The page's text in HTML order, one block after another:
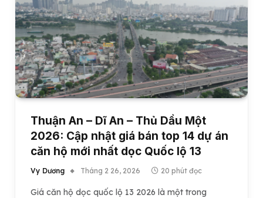
Thuận An – Dĩ An – Thủ Dầu Một
2026: Cập nhật giá bán top 14 dự án
căn hộ mới nhất dọc Quốc lộ 13
Vy Dương Tháng 2 26, 2026 20 phút đọc
Giá căn hộ dọc quốc lộ 13 2026 là một trong